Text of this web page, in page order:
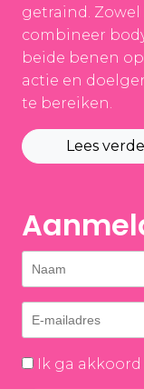
getraind.
combineer
beide benen
actie en
te bereiken.
Lees
Ik ga